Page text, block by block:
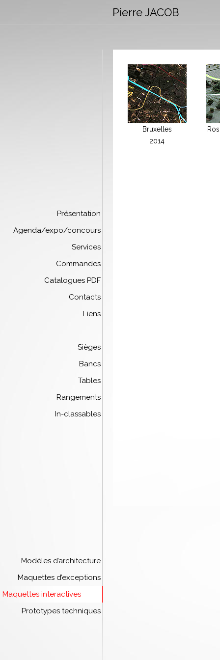
Pierre JACOB
Présentation
Agenda/expo/concours
Services
Commandes
Catalogues PDF
Contacts
Liens
Sièges
Bancs
Tables
Rangements
In-classables
Modèles d’architecture
Maquettes d’exceptions
Maquettes interactives
Prototypes techniques
Bruxelles
2014